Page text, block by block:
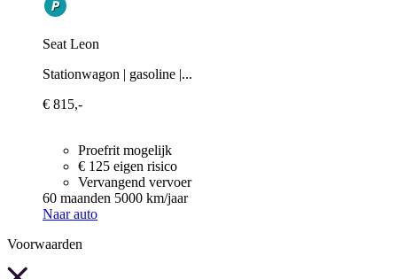
Seat Leon
Stationwagon | gasoline |...
€ 815,-
Proefrit mogelijk
€ 125 eigen risico
Vervangend vervoer
60 maanden 5000 km/jaar
Naar auto
Voorwaarden